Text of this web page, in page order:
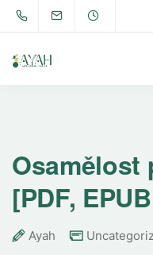
Osamělost
[PDF,
Ayah